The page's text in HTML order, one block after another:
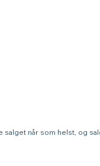
når som helst, og